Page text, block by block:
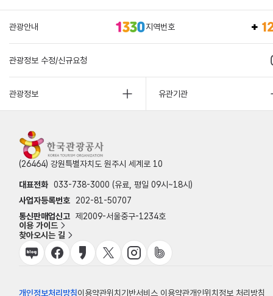
관광안내 지역번호
관광정보 수정/신규요청
관광정보 유관기관
(26464) 강원특별자치도 원주시 세계로 10
대표전화 033-738-3000 (유료, 평일 09시~18시)
사업자등록번호
202-81-50707
통신판매업신고 제2009-서울중구-1234호
이용 가이드
찾아오시는 길
개인정보처리방침이용약관위치기반서비스 이용약관개인위치정보 처리방침